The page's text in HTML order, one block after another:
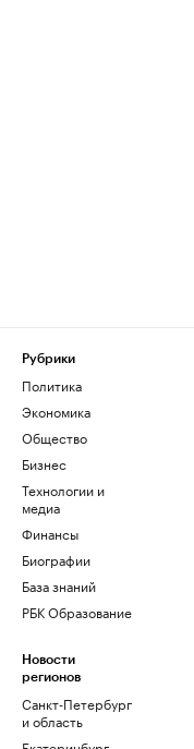
Рубрики
Политика
Экономика
Общество
Бизнес
Технологии и
медиа
Финансы
Биографии
База знаний
РБК Образование
Новости
регионов
Санкт-Петербург
и область